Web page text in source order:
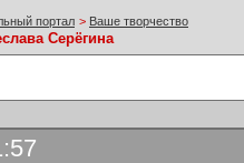
портал > Ваше творчество
Серёгина